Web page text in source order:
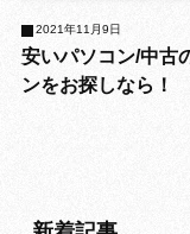
安いパソコン/中古
ンをお探しなら！
2021年11月9日